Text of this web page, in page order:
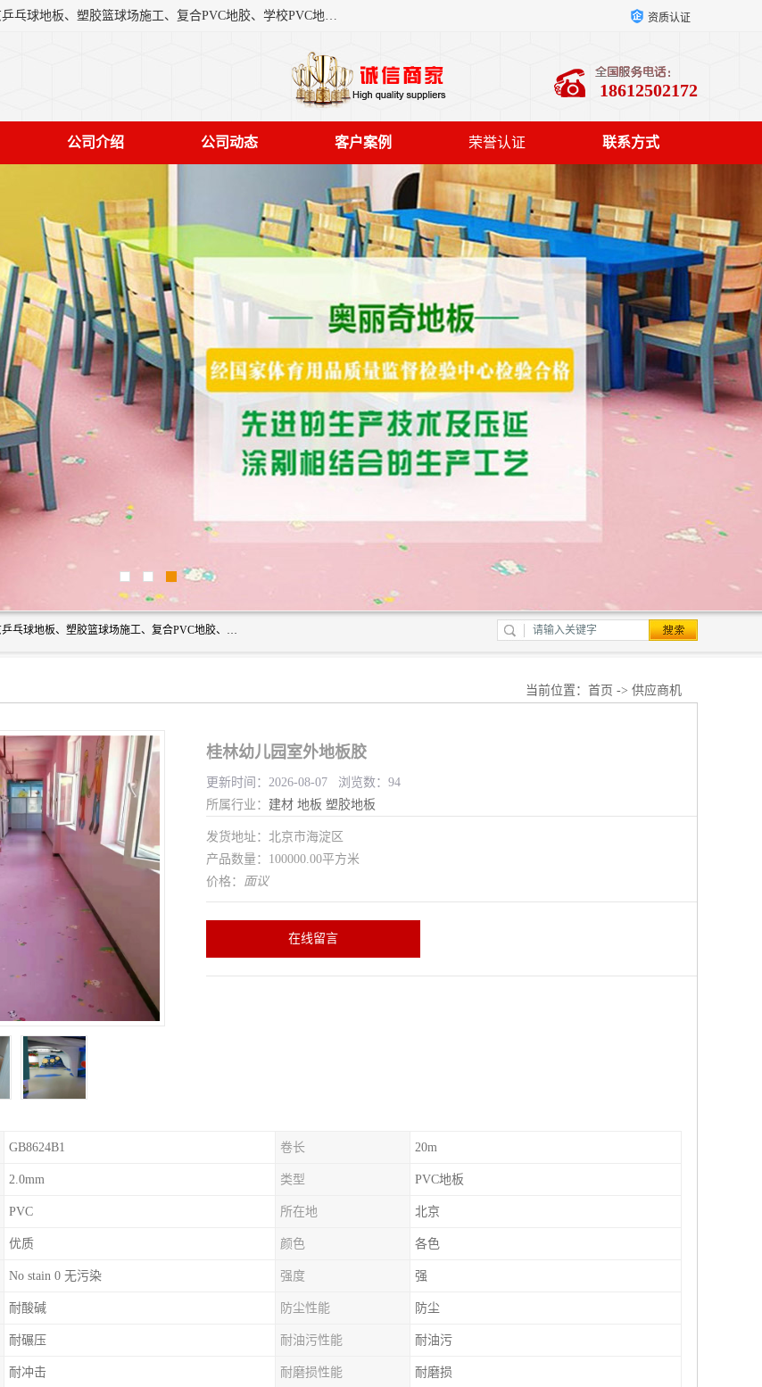
北京奥丽奇地板有限公司是一家医院专用地胶厂家，主营产品：北京乒乓球地板、塑胶篮球场施工、复合PVC地胶、学校PVC地板、幼儿园地胶等，奥丽奇是一家销售为一体PVC地板，塑胶地板为主的销售企业，公司所生产的PVC塑胶地板产品主要用于办公楼、医院、 机场、学校、幼儿园、商场、交通工具、宾馆、车站等公共场所。 资质认证
18612502172
公司介绍 公司动态 客户案例 荣誉认证 联系方式
北京奥丽奇地板有限公司是一家医院专用地胶厂家，主营产品：北京乒乓球地板、塑胶篮球场施工、复合PVC地胶、学校PVC地板、幼儿园地胶等，奥丽奇是一家销售为一体PVC地板，塑胶地板为主的销售企业，公司所生产的PVC塑胶地板产品主要用于办公楼、医院、 机场、学校、幼儿园、商场、交通工具、宾馆、车站等公共场所。
当前位置： 首页 -> 供应商机
桂林幼儿园室外地板胶
更新时间：2026-08-07 浏览数：94
所属行业： 建材 地板 塑胶地板
发货地址：北京市海淀区
产品数量：100000.00平方米
价格： 面议
在线留言
GB8624B1 卷长 20m
2.0mm 类型 PVC地板
PVC 所在地 北京
优质 颜色 各色
No stain 0 无污染 强度 强
耐酸碱 防尘性能 防尘
耐碾压 耐油污性能 耐油污
耐冲击 耐磨损性能 耐磨损